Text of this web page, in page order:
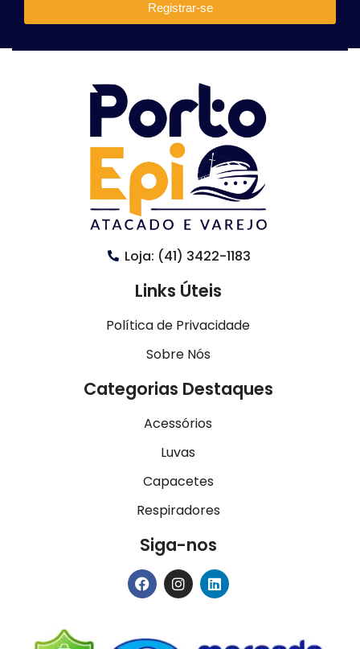
Registrar-se
Loja: (41) 3422-1183
Links Úteis
Política de Privacidade
Sobre Nós
Categorias Destaques
Acessórios
Luvas
Capacetes
Respiradores
Siga-nos